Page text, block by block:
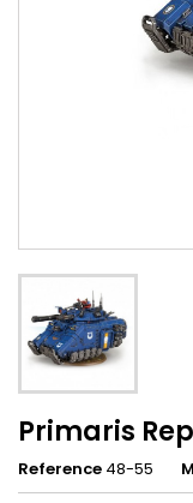
Primaris
Reference 48-55